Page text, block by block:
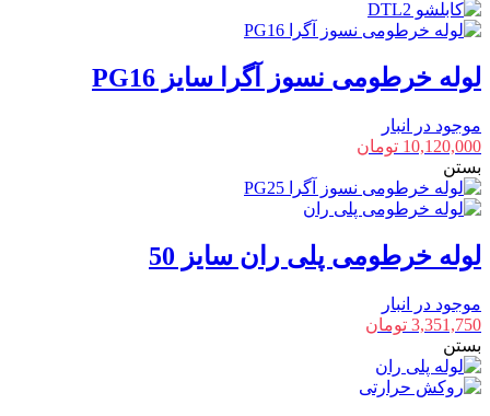
لوله خرطومی نسوز آگرا سایز PG16
موجود در انبار
10,120,000 تومان
بستن
لوله خرطومی پلی ران سایز 50
موجود در انبار
3,351,750 تومان
بستن